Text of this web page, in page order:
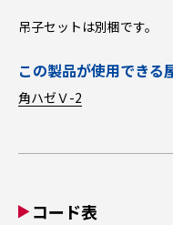
吊子セットは別梱です。
この製品が使用できる
角ハゼＶ-2
コード表